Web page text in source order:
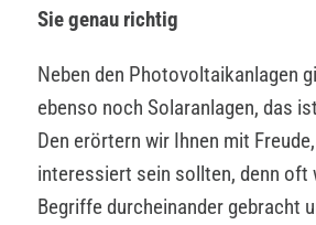
Sie genau richtig
Neben den Photovoltaikanlagen
ebenso noch Solaranlagen, das
Den erörtern wir Ihnen mit
interessiert sein sollten, denn oft
Begriffe durcheinander gebracht